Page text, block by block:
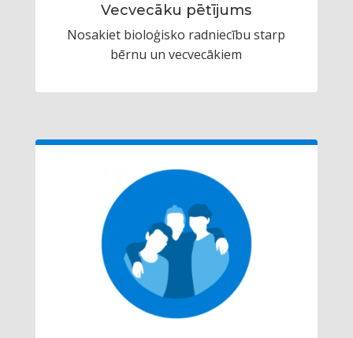
Vecvecāku pētījums
Nosakiet bioloģisko radniecību starp
bērnu un vecvecākiem